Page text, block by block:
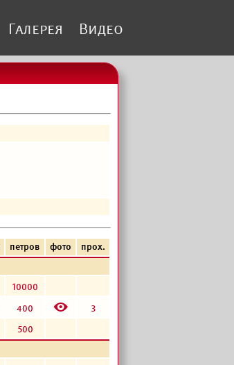
Галерея Видео
петров фото
прох.
10000
400 E 3
500